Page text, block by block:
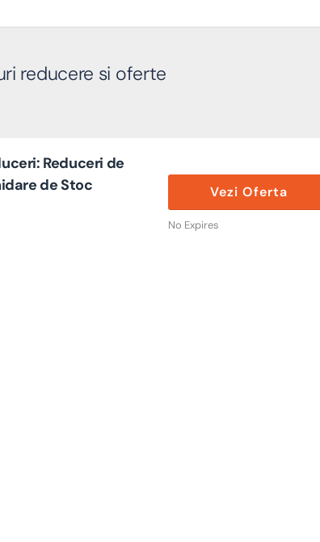
reducere si oferte
Reduceri de
de Stoc
Vezi Oferta
No Expires